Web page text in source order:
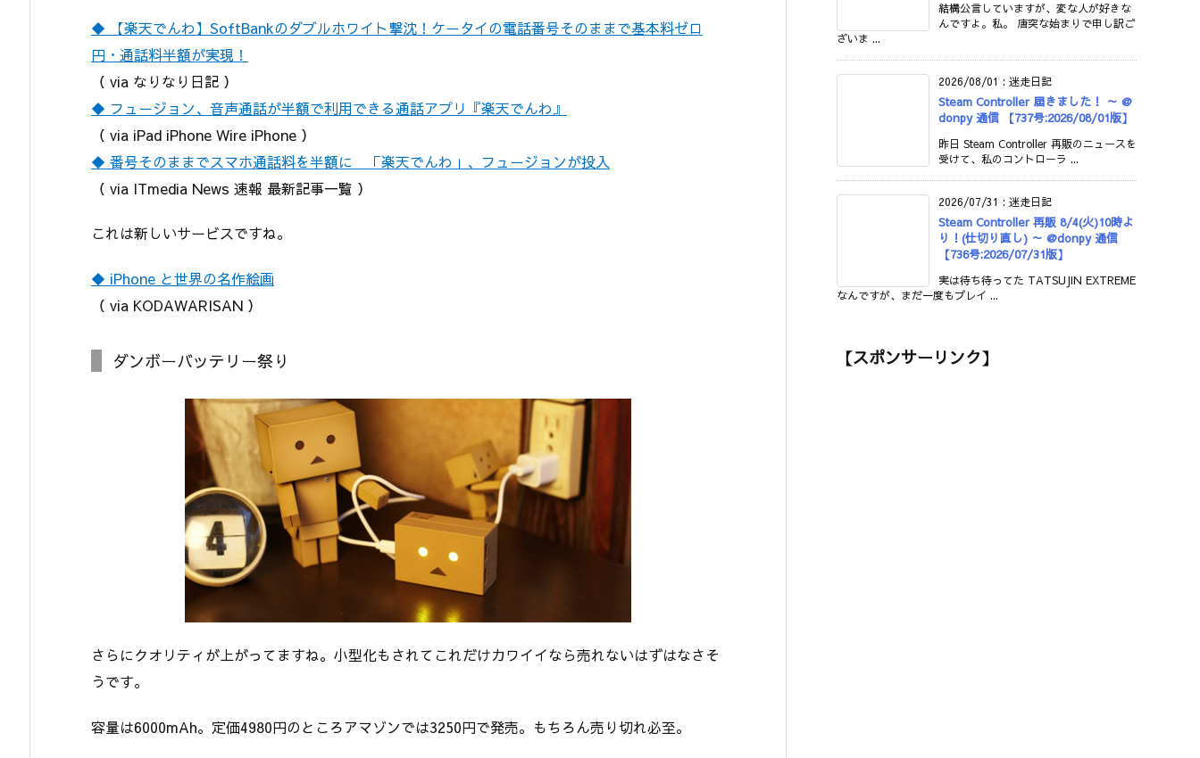
◆ 【楽天でんわ】SoftBankのダブルホワイト撃沈！ケータイの電話番号そのままで基本料ゼロ
円・通話料半額が実現！
（ via なりなり日記 ）
◆ フュージョン、音声通話が半額で利用できる通話アプリ『楽天でんわ』
（ via iPad iPhone Wire iPhone ）
◆ 番号そのままでスマホ通話料を半額に 「楽天でんわ」、フュージョンが投入
（ via ITmedia News 速報 最新記事一覧 ）
これは新しいサービスですね。
◆ iPhone と世界の名作絵画
（ via KODAWARISAN ）
ダンボーバッテリー祭り
さらにクオリティが上がってますね。小型化もされてこれだけカワイイなら売れないはずはなさそ
うです。
容量は6000mAh。定価4980円のところアマゾンでは3250円で発売。もちろん売り切れ必至。
結構公言していますが、変な人が好きな
んですよ。私。 唐突な始まりで申し訳ご
ざいま ...
2026/08/01 : 迷走日記
Steam Controller 届きました！ ～ @
donpy 通信 【737号:2026/08/01版】
昨日 Steam Controller 再販のニュースを
受けて、私のコントローラ ...
2026/07/31 : 迷走日記
Steam Controller 再販 8/4(火)10時よ
り！(仕切り直し) ～ @donpy 通信
【736号:2026/07/31版】
実は待ち待ってた TATSUJIN EXTREME
なんですが、まだ一度もプレイ ...
【スポンサーリンク】